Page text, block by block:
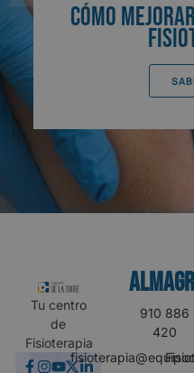
Cómo
Tu centro
de
Fisioterapia
910 886
420